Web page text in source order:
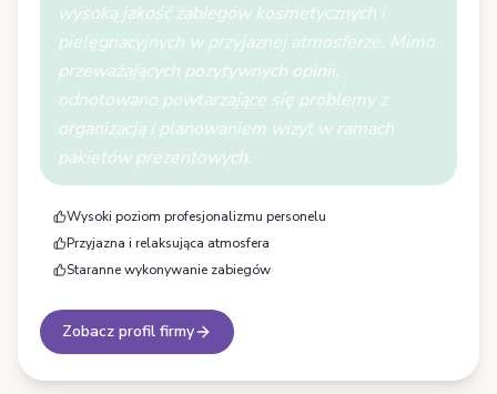
wysoką jakość zabiegów kosmetycznych i
pielęgnacyjnych w przyjaznej atmosferze. Mimo
przeważających pozytywnych opinii,
odnotowano powtarzające się problemy z
organizacją i planowaniem wizyt w ramach
pakietów prezentowych.
Wysoki poziom profesjonalizmu personelu
Przyjazna i relaksująca atmosfera
Staranne wykonywanie zabiegów
Zobacz profil firmy